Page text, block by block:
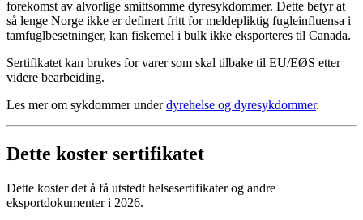
forekomst av alvorlige smittsomme dyresykdommer. Dette betyr at
så lenge Norge ikke er definert fritt for meldepliktig fugleinfluensa i
tamfuglbesetninger, kan fiskemel i bulk ikke eksporteres til Canada.
Sertifikatet kan brukes for varer som skal tilbake til EU/EØS etter
videre bearbeiding.
Les mer om sykdommer underdyrehelse og dyresykdommer.
Dette koster sertifikatet
Dette koster det å få utstedt helsesertifikater og andre
eksportdokumenter i 2026.